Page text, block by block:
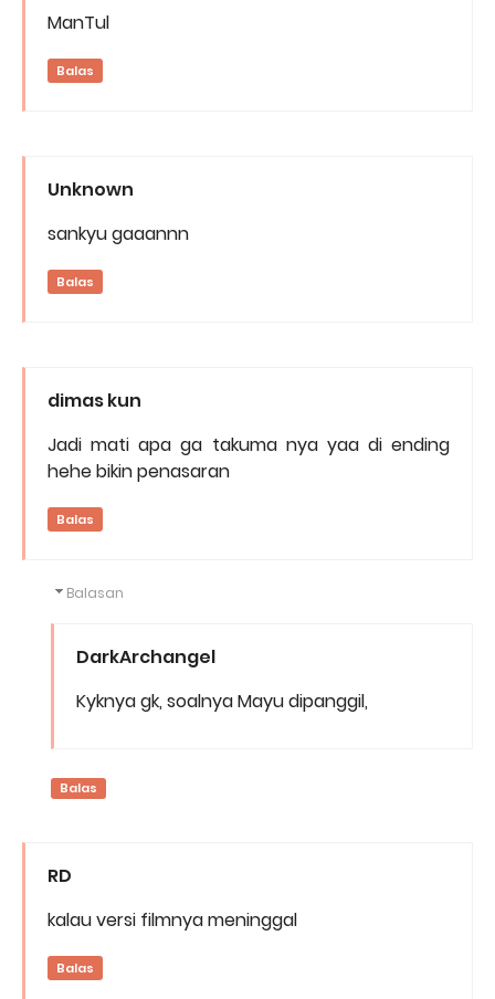
ManTul
Balas
Unknown
sankyu gaaannn
Balas
dimas kun
Jadi mati apa ga takuma nya yaa di ending
hehe bikin penasaran
Balas
Balasan
DarkArchangel
Kyknya gk, soalnya Mayu dipanggil,
Balas
RD
kalau versi filmnya meninggal
Balas